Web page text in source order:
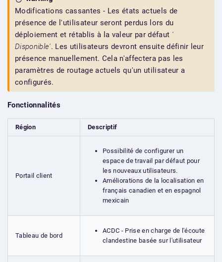
Modifications cassantes - Les états actuels de
présence de l'utilisateur seront perdus lors du
déploiement et rétablis à la valeur par défaut '
Disponible'. Les utilisateurs devront ensuite définir leur
présence manuellement. Cela n'affectera pas les
paramètres de routage actuels qu'un utilisateur a
configurés.
Fonctionnalités
Région Descriptif
Portail client
Possibilité de configurer un
espace de travail par défaut pour
les nouveaux utilisateurs.
Améliorations de la localisation en
français canadien et en espagnol
mexicain
Tableau de bord
ACDC - Prise en charge de l'écoute
clandestine basée sur l'utilisateur